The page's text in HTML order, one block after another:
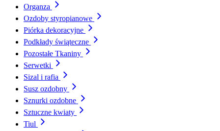
Organza
Ozdoby styropianowe
Piórka dekoracyjne
Podkłady świąteczne
Pozostałe Tkaniny
Serwetki
Sizal i rafia
Susz ozdobny
Sznurki ozdobne
Sztuczne kwiaty
Tiul